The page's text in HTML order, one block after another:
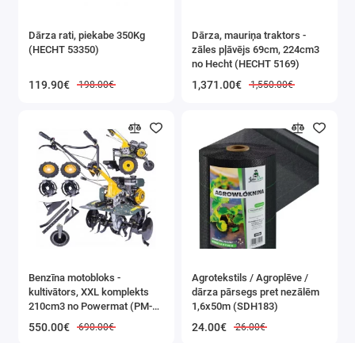
putekļiem. Dimanta asmeņi ir izturīgāki un mazāk
nolietojas nekā klasiskie akmeņi, ko izmanto asinātājos.
Pielikums nazim un šķērēm
Lietošanai ar asināmo akmeni.
Pulēšanas/slīpēšanas stiprinājums
Izmantošanai ar vilnas, filca vai stiepļu disku.
Cirvja asināšanas iekārta
Dārza rati, piekabe 350Kg
(HECHT 53350)
119.90€ 198.00€
Dārza, mauriņa traktors -
zāles pļāvējs 69cm, 224cm3
no Hecht (HECHT 5169)
1,371.00€ 1,550.00€
Benzīna motobloks -
kultivātors, XXL komplekts
210cm3 no Powermat (PM-
550.00€ 690.00€
Agrotekstils / Agroplēve /
dārza pārsegs pret nezālēm
1,6x50m (SDH183)
24.00€ 26.00€